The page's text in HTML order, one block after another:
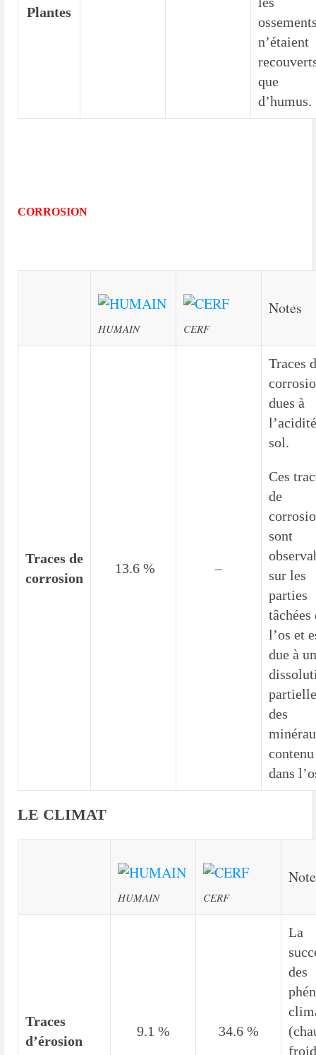
Plantes
n’étaient
que
d’humus.
CORROSION
HUMAIN CERF
Notes
Traces de
corrosion
13.6 % –
Traces
dues à
sol.
Ces
de
sont
sur les
parties
tâchées
l’os et
due à
des
contenu
dans
LE CLIMAT
HUMAIN CERF
Traces
d’érosion
9.1 % 34.6 %
La
des